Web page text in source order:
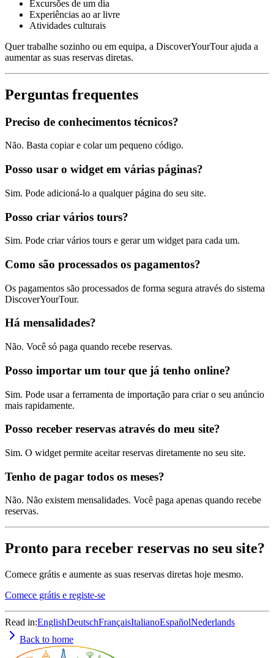
Excursões de um dia
Experiências ao ar livre
Atividades culturais
Quer trabalhe sozinho ou em equipa, a DiscoverYourTour ajuda a
aumentar as suas reservas diretas.
Perguntas frequentes
Preciso de conhecimentos técnicos?
Não. Basta copiar e colar um pequeno código.
Posso usar o widget em várias páginas?
Sim. Pode adicioná-lo a qualquer página do seu site.
Posso criar vários tours?
Sim. Pode criar vários tours e gerar um widget para cada um.
Como são processados os pagamentos?
Os pagamentos são processados de forma segura através do sistema
DiscoverYourTour.
Há mensalidades?
Não. Você só paga quando recebe reservas.
Posso importar um tour que já tenho online?
Sim. Pode usar a ferramenta de importação para criar o seu anúncio
mais rapidamente.
Posso receber reservas através do meu site?
Sim. O widget permite aceitar reservas diretamente no seu site.
Tenho de pagar todos os meses?
Não. Não existem mensalidades. Você paga apenas quando recebe
reservas.
Pronto para receber reservas no seu site?
Comece grátis e aumente as suas reservas diretas hoje mesmo.
Comece grátis e registe-se
Read in:EnglishDeutschFrançaisItalianoEspañolNederlands
Back to home